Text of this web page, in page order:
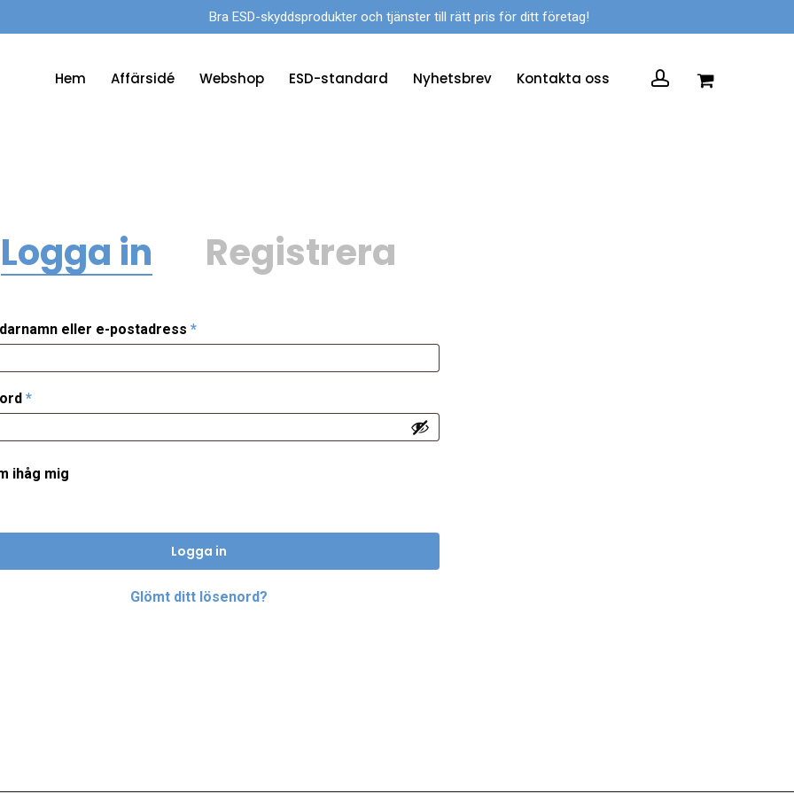
Bra ESD-skyddsprodukter och tjänster till rätt pris för ditt företag!
Hem Affärsidé Webshop ESD-standard Nyhetsbrev Kontakta oss account
Logga in Registrera
eller e-postadress *Obligatoriskt
*Obligatoriskt
ihåg mig
Logga in
Glömt ditt lösenord?